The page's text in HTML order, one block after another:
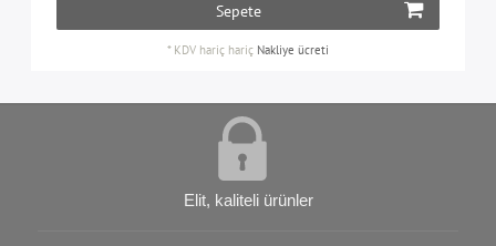
Sepete
* KDV hariç hariç Nakliye ücreti
Elit, kaliteli ürünler